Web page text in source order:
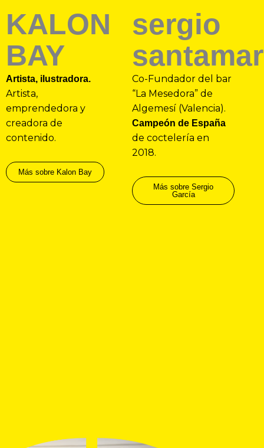
KALON
BAY
Artista, ilustradora.
Artista,
emprendedora y
creadora de
contenido.
Más sobre Kalon Bay
sergio
Co-Fundador del bar
“La Mesedora” de
Algemesí (Valencia).
Campeón de España
de coctelería en
2018.
Más sobre Sergio
García